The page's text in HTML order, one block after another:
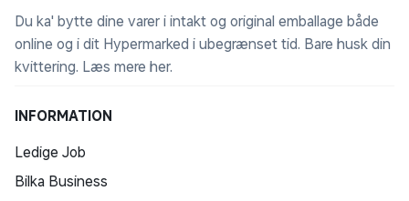
Du ka' bytte dine varer i intakt og original emballage både
online og i dit Hypermarked i ubegrænset tid. Bare husk din
kvittering. Læs mere her.
INFORMATION
Ledige Job
Bilka Business